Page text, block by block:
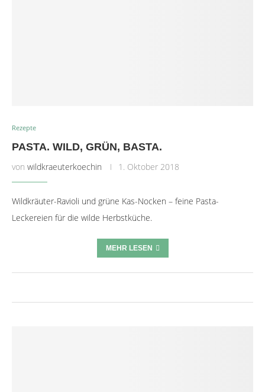
Rezepte
PASTA. WILD, GRÜN, BASTA.
von wildkraeuterkoechin 1. Oktober 2018
Wildkräuter-Ravioli und grüne Kas-Nocken – feine Pasta-
Leckereien für die wilde Herbstküche.
MEHR LESEN